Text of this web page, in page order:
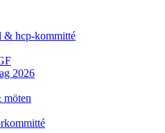
& hcp-kommitté
2026